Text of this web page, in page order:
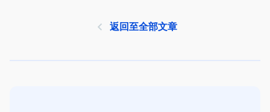
返回至全部文章